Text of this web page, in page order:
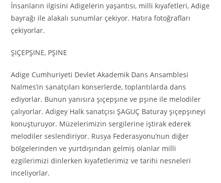
İnsanların ilgisini Adigelerin yaşantısı, milli kıyafetleri, Adige
bayrağı ile alakalı sunumlar çekiyor. Hatıra fotoğrafları
çekiyorlar.
ŞIÇEPŞINE, PŞINE
Adige Cumhuriyeti Devlet Akademik Dans Ansamblesi
Nalmes’in sanatçıları konserlerde, toplantılarda dans
ediyorlar. Bunun yanısıra şıçepşıne ve pşıne ile melodiler
çalıyorlar. Adigey Halk sanatçısı ŞAGUÇ Baturay şıçepşıneyi
konuşturuyor. Müzelerimizin sergilerine iştirak ederek
melodiler seslendiriyor. Rusya Federasyonu’nun diğer
bölgelerinden ve yurtdışından gelmiş olanlar milli
ezgilerimizi dinlerken kıyafetlerimiz ve tarihi nesneleri
inceliyorlar.